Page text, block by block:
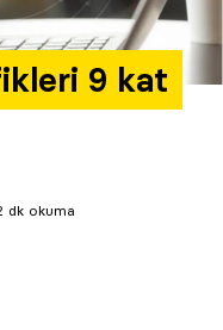
9 kat
dk okuma